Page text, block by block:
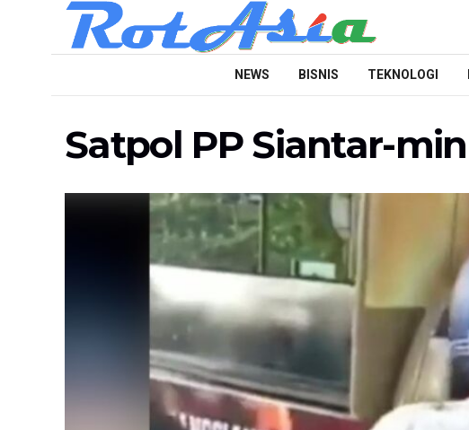
NEWS BISNIS TEKNOLOGI
Satpol PP Siantar-min